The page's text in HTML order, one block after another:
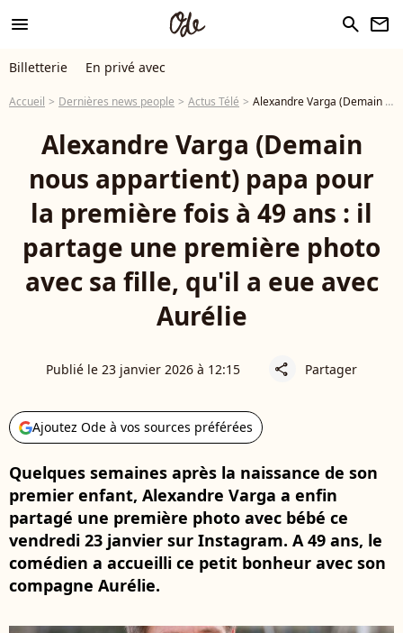
menu search newsletter
Billetterie En privé avec
Accueil Dernières news people Actus Télé Alexandre Varga (Demain nous appartient) papa pour la première fois à 49 ans : il partage une première photo avec sa fille, qu'il a eue avec Aurélie
Alexandre Varga (Demain
nous appartient) papa pour
la première fois à 49 ans : il
partage une première photo
avec sa fille, qu'il a eue avec
Aurélie
Publié le 23 janvier 2026 à 12:15 share Partager
Ajoutez Ode à vos sources préférées
Quelques semaines après la naissance de son
premier enfant, Alexandre Varga a enfin
partagé une première photo avec bébé ce
vendredi 23 janvier sur Instagram. A 49 ans, le
comédien a accueilli ce petit bonheur avec son
compagne Aurélie.